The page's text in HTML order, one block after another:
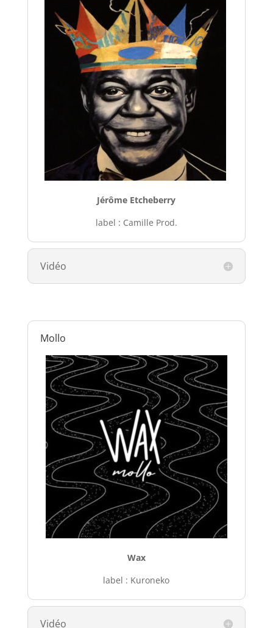
Jérôme Etcheberry
label : Camille Prod.
Vidéo
Mollo
Wax
label : Kuroneko
Vidéo